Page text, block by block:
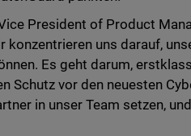
President of Product
uns darauf,
Es geht darum,
Schutz vor den neuesten
in unser Team setzen,